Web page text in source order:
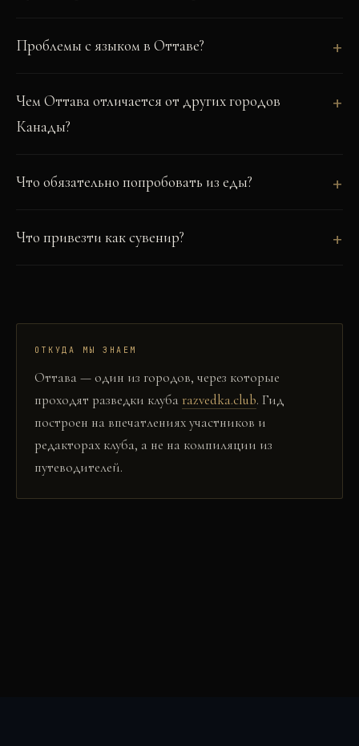
Проблемы с языком в Оттаве?
Чем Оттава отличается от других городов
Канады?
Что обязательно попробовать из еды?
Что привезти как сувенир?
ОТКУДА МЫ ЗНАЕМ
Оттава — один из городов, через которые
проходят разведки клуба razvedka.club. Гид
построен на впечатлениях участников и
редакторах клуба, а не на компиляции из
путеводителей.